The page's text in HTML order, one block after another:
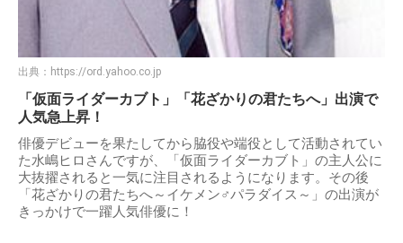
出典： https://ord.yahoo.co.jp
「仮面ライダーカブト」「花ざかりの君たちへ」出演で
人気急上昇！
俳優デビューを果たしてから脇役や端役として活動されてい
た水嶋ヒロさんですが、「仮面ライダーカブト」の主人公に
大抜擢されると一気に注目されるようになります。その後
「花ざかりの君たちへ～イケメン♂パラダイス～」の出演が
きっかけで一躍人気俳優に！